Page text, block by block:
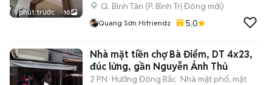
1 phút trước 10
Q. Bình Tân (P. Bình Trị Đông mới)
Quang Sơn Hifriendz 5.0
Nhà mặt tiền chợ Bà Điểm, DT 4x23,
đúc lửng, gần Nguyễn Ảnh Thủ
2 PN Hướng Đông Bắc Nhà mặt phố, mặt